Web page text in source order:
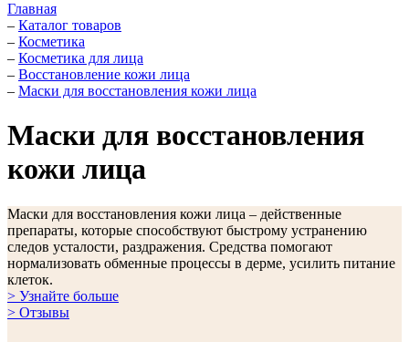
Главная
– Каталог товаров
– Косметика
– Косметика для лица
– Восстановление кожи лица
– Маски для восстановления кожи лица
Маски для восстановления
кожи лица
Маски для восстановления кожи лица – действенные
препараты, которые способствуют быстрому устранению
следов усталости, раздражения. Средства помогают
нормализовать обменные процессы в дерме, усилить питание
клеток.
> Узнайте больше
> Отзывы